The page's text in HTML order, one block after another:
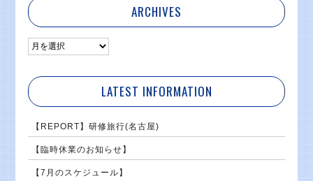
ARCHIVES
LATEST INFORMATION
【REPORT】研修旅行(名古屋)
【臨時休業のお知らせ】
【7月のスケジュール】